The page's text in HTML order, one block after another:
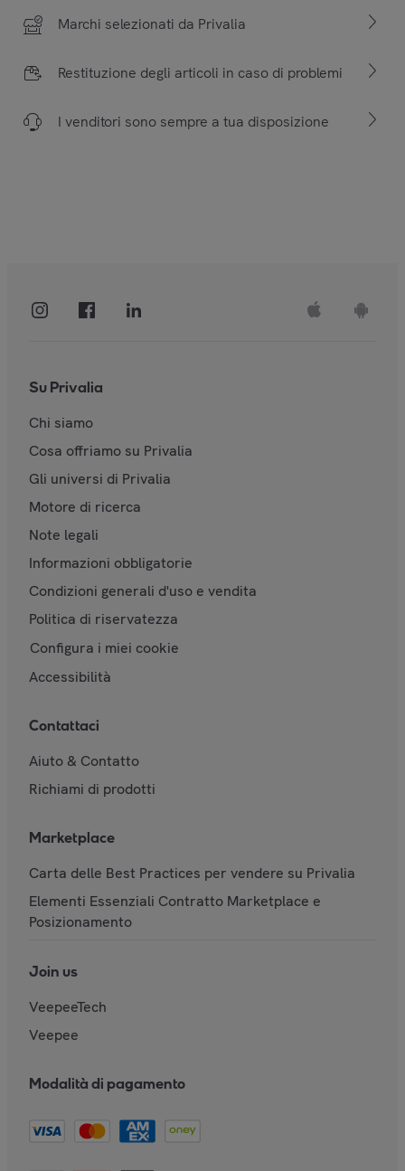
Marchi selezionati da Privalia
Restituzione degli articoli in caso di problemi
I venditori sono sempre a tua disposizione
Su Privalia
Chi siamo
Cosa offriamo su Privalia
Gli universi di Privalia
Motore di ricerca
Note legali
Informazioni obbligatorie
Condizioni generali d'uso e vendita
Politica di riservatezza
Configura i miei cookie
Accessibilità
Contattaci
Aiuto & Contatto
Richiami di prodotti
Marketplace
Carta delle Best Practices per vendere su Privalia
Elementi Essenziali Contratto Marketplace e
Posizionamento
Join us
VeepeeTech
Veepee
Modalità di pagamento